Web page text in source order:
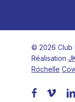
© 2026 Club
Réalisation
Rochelle
facebook
vimeo